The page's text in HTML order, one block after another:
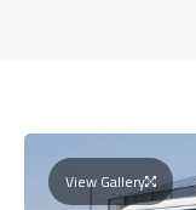
View Gallery